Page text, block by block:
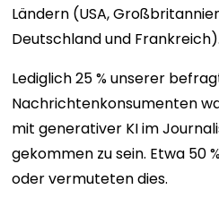
Ländern (USA,
Deutschland und Frankreich).
Lediglich 25 % unserer
Nachrichtenkonsumenten
mit generativer KI im
gekommen zu sein. Etwa 50
oder vermuteten dies.